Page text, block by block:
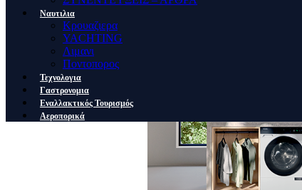
Ναυτιλια
Κρουαζιερα
YACHTING
Λιμανι
Ποντοπορος
Τεχνολογια
Γαστρονομια
Εναλλακτικός Τουρισμός
Αεροπορικά